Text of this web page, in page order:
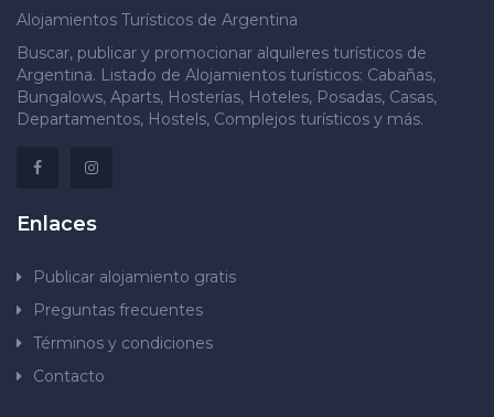
Alojamientos Turísticos de Argentina
Buscar, publicar y promocionar alquileres turísticos de
Argentina. Listado de Alojamientos turísticos: Cabañas,
Bungalows, Aparts, Hosterías, Hoteles, Posadas, Casas,
Departamentos, Hostels, Complejos turísticos y más.
Enlaces
Publicar alojamiento gratis
Preguntas frecuentes
Términos y condiciones
Contacto